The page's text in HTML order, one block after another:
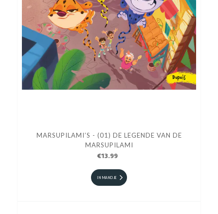
MARSUPILAMI’S - (01) DE LEGENDE VAN DE
MARSUPILAMI
€13.99
IN MANDJE